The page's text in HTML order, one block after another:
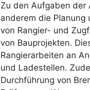
Zu den Aufgaben der
anderem die Planung
von Rangier- und
von Bauprojekten.
Rangierarbeiten an
und Ladestellen.
Durchführung von